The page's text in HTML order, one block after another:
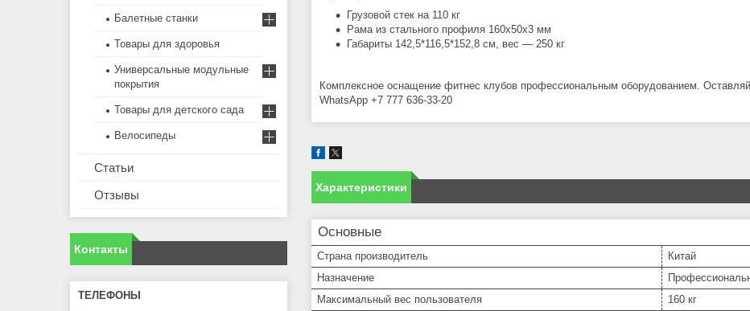
Грузовой стек на 110 кг
Рама из стального профиля 160х50х3 мм
Габариты 142,5*116,5*152,8 см, вес — 250 кг
Комплексное оснащение фитнес клубов профессиональным оборудованием.
WhatsApp +7 777 636-33-20
Характеристики
Основные
Страна производитель
Китай
Назначение
Максимальный вес пользователя
160 кг
Балетные станки
Товары для здоровья
Универсальные модульные
покрытия
Товары для детского сада
Велосипеды
Статьи
Отзывы
Контакты